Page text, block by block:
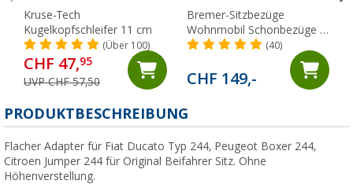
Kruse-Tech
Kugelkopfschleifer 11 cm
(Über 100)
CHF 47,95
UVP CHF 57,50
Bremer-Sitzbezüge
Wohnmobil Schonbezüge 2
Stück für Ducato / Jumper /
(40)
CHF 149,-
PRODUKTBESCHREIBUNG
Flacher Adapter für Fiat Ducato Typ 244, Peugeot Boxer 244,
Citroen Jumper 244 für Original Beifahrer Sitz. Ohne
Höhenverstellung.